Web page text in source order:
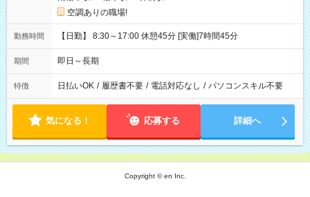
空調ありの職場!
勤務時間 【日勤】 8:30～17:00 休憩45分 [実働]7時間45分
期間 即日～長期
特徴 日払いOK / 履歴書不要 / 電話対応なし / パソコンスキル不要
気になる！ 応募する 詳細へ
Copyright © en Inc.